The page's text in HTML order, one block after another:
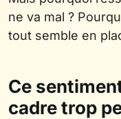
ne va mal ?
tout semble en
Ce
cadre trop